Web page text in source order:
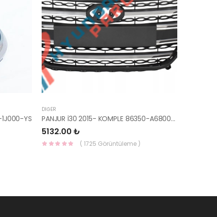
YS
DIĞER
PANJUR İ30 2015- KOMPLE 86350-A6800-YS
5132.00 ₺
( 1725 Görüntüleme )